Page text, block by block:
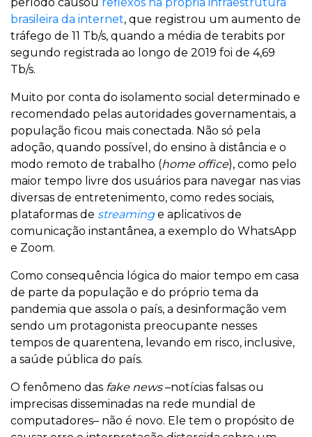
brasileira da internet, que registrou um aumento de
tráfego de 11 Tb/s, quando a média de terabits por
segundo registrada ao longo de 2019 foi de 4,69
Tb/s.
Muito por conta do isolamento social determinado e
recomendado pelas autoridades governamentais, a
população ficou mais conectada. Não só pela
adoção, quando possível, do ensino à distância e o
modo remoto de trabalho (home office), como pelo
maior tempo livre dos usuários para navegar nas vias
diversas de entretenimento, como redes sociais,
plataformas de streaminge aplicativos de
comunicação instantânea, a exemplo do WhatsApp
e Zoom.
Como consequência lógica do maior tempo em casa
de parte da população e do próprio tema da
pandemia que assola o país, a desinformação vem
sendo um protagonista preocupante nesses
tempos de quarentena, levando em risco, inclusive,
a saúde pública do país.
O fenômeno das fake news–notícias falsas ou
imprecisas disseminadas na rede mundial de
computadores– não é novo. Ele tem o propósito de